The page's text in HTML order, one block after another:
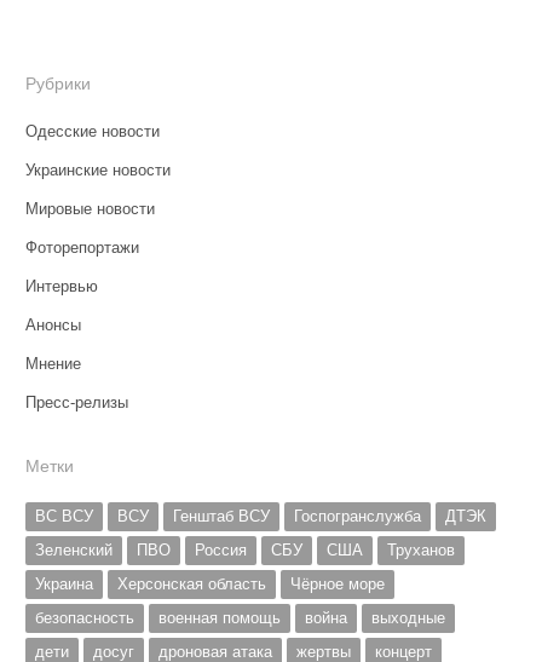
Рубрики
Одесские новости
Украинские новости
Мировые новости
Фоторепортажи
Интервью
Анонсы
Мнение
Пресс-релизы
Метки
ВС ВСУ ВСУ Генштаб ВСУ Госпогранслужба
ДТЭК
Зеленский
ПВО Россия СБУ США
Труханов
Украина
Херсонская область
Чёрное море
безопасность
военная помощь война
выходные
дети
досуг дроновая атака жертвы
концерт